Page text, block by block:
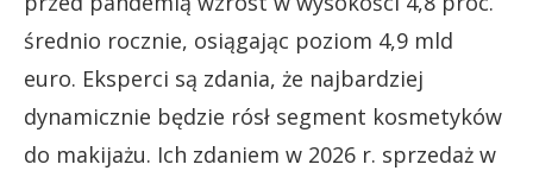
średnio rocznie, osiągając poziom 4,9 mld
euro. Eksperci są zdania, że najbardziej
dynamicznie będzie rósł segment kosmetyków
do makijażu. Ich zdaniem w 2026 r. sprzedaż w